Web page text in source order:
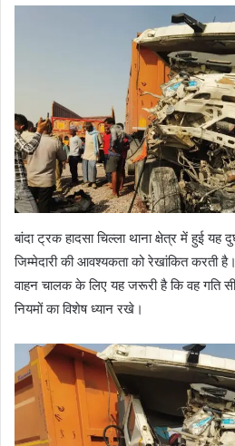
बांदा ट्रक हादसा चिल्ला थाना क्षेत्र में हुई यह
जिम्मेदारी की आवश्यकता को रेखांकित
वाहन चालक के लिए यह जरूरी है कि वह गति
नियमों का विशेष ध्यान रखे।